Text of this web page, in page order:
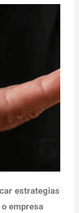
estrategias
empresa